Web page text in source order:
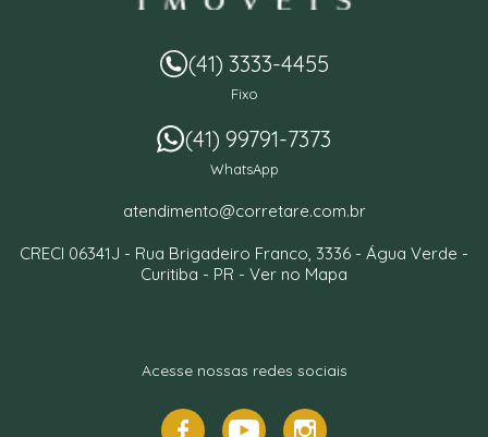
(41) 3333-4455
Fixo
(41) 99791-7373
WhatsApp
atendimento@corretare.com.br
CRECI 06341J - Rua Brigadeiro Franco, 3336 - Água Verde -
Curitiba - PR - Ver no Mapa
Acesse nossas redes sociais